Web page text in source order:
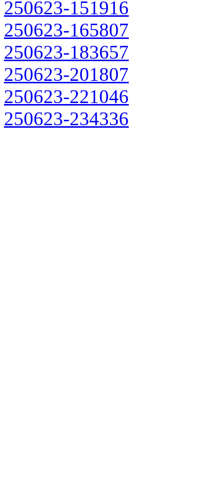
250623-151916
250623-165807
250623-183657
250623-201807
250623-221046
250623-234336